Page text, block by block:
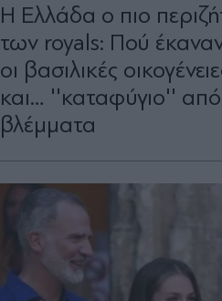
Η Ελλάδα ο πιο
των royals: Πού έκαναν
οι βασιλικές
και… ''καταφύγιο'' από
βλέµµατα